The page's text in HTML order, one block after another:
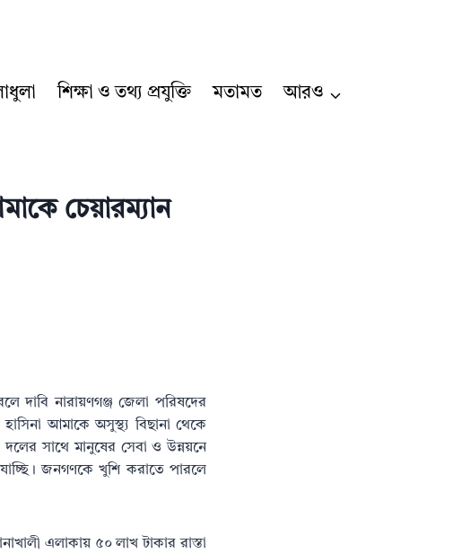
শিক্ষা ও তথ্য প্রযুক্তি মতামত আরও
চেয়ারম্যান
দাবি নারায়ণগঞ্জ জেলা পরিষদের
আমাকে অসুস্থ্য বিছানা থেকে
দলের সাথে মানুষের সেবা ও উন্নয়নে
জনগণকে খুশি করাতে পারলে
এলাকায় ৫০ লাখ টাকার রাস্তা